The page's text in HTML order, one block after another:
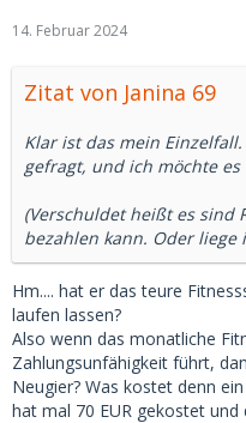
14. Februar 2024
Zitat von Janina 69
Klar ist das mein
gefragt, und ich möchte es
(Verschuldet heißt es sind
bezahlen kann. Oder liege
Hm.... hat er das teure
laufen lassen?
Also wenn das monatliche
Zahlungsunfähigkeit führt,
Neugier? Was kostet denn
hat mal 70 EUR gekostet